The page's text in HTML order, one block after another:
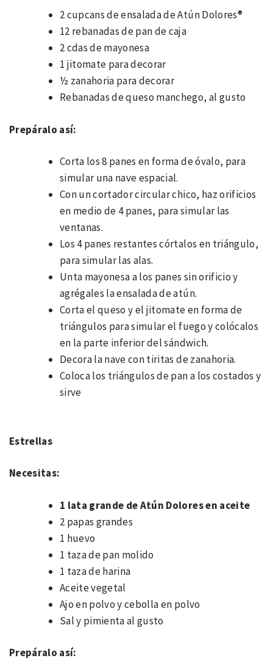
2 cupcans de ensalada de Atún Dolores®
12 rebanadas de pan de caja
2 cdas de mayonesa
1 jitomate para decorar
½ zanahoria para decorar
Rebanadas de queso manchego, al gusto
Prepáralo así:
Corta los 8 panes en forma de óvalo, para
simular una nave espacial.
Con un cortador circular chico, haz orificios
en medio de 4 panes, para simular las
ventanas.
Los 4 panes restantes córtalos en triángulo,
para simular las alas.
Unta mayonesa a los panes sin orificio y
agrégales la ensalada de atún.
Corta el queso y el jitomate en forma de
triángulos para simular el fuego y colócalos
en la parte inferior del sándwich.
Decora la nave con tiritas de zanahoria.
Coloca los triángulos de pan a los costados y
sirve
Estrellas
Necesitas:
1 lata grande de Atún Dolores en aceite
2 papas grandes
1 huevo
1 taza de pan molido
1 taza de harina
Aceite vegetal
Ajo en polvo y cebolla en polvo
Sal y pimienta al gusto
Prepáralo así: